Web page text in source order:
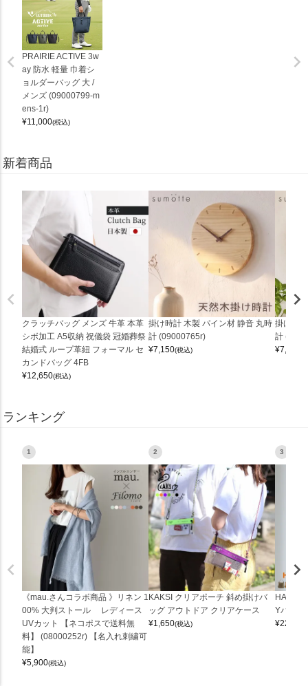
PRAIRIE ACTIVE 3w
ay 防水 軽量 巾着シ
ョルダーバッグ 大 /
メンズ (09000799-m
ens-1r)
¥11,000(税込)
新着商品
クラッチバッグ メンズ 牛革 本革
シボ加工 A5収納 祝儀袋 冠婚葬祭
結婚式 ループ革紐 フォーマル セ
カンドバッグ 4FB
¥12,650(税込)
掛け時計 木製 パイン材 静音 丸時
計 (09000765r)
¥7,150(税込)
掛け時
計
¥7,150
ランキング
1
《mau.さんコラボ商品 》リネン 1
00% 大判ストール レディース
UVカット 【ネコポスで送料無
料】 (08000252r) 【名入れ刺繍可
能】
¥5,900(税込)
2
KAKSI クリアポーチ 斜め掛けバ
ッグ アウトドア クリアケース
¥1,650(税込)
3
Yバッグ
¥22,000